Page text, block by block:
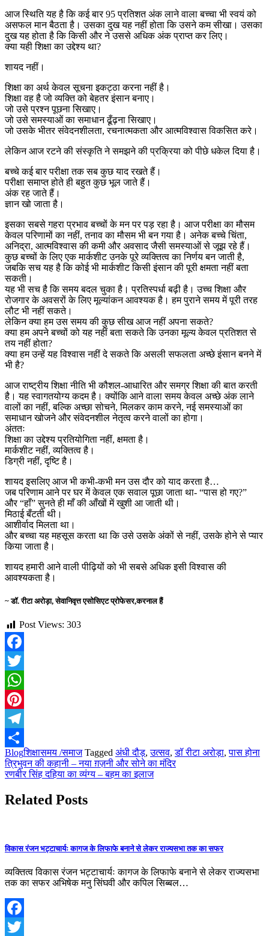
आज स्थिति यह है कि कई बार 95 प्रतिशत अंक लाने वाला बच्चा भी स्वयं को
असफल मान बैठता है। उसका दुख यह नहीं होता कि उसने कम सीखा। उसका
दुख यह होता है कि किसी और ने उससे अधिक अंक प्राप्त कर लिए।
क्या यही शिक्षा का उद्देश्य था?
शायद नहीं।
शिक्षा का अर्थ केवल सूचना इकट्ठा करना नहीं है।
शिक्षा वह है जो व्यक्ति को बेहतर इंसान बनाए।
जो उसे प्रश्न पूछना सिखाए।
जो उसे समस्याओं का समाधान ढूँढ़ना सिखाए।
जो उसके भीतर संवेदनशीलता, रचनात्मकता और आत्मविश्वास विकसित करे।
लेकिन आज रटने की संस्कृति ने समझने की प्रक्रिया को पीछे धकेल दिया है।
बच्चे कई बार परीक्षा तक सब कुछ याद रखते हैं।
परीक्षा समाप्त होते ही बहुत कुछ भूल जाते हैं।
अंक रह जाते हैं।
ज्ञान खो जाता है।
इसका सबसे गहरा प्रभाव बच्चों के मन पर पड़ रहा है। आज परीक्षा का मौसम
केवल परिणामों का नहीं, तनाव का मौसम भी बन गया है। अनेक बच्चे चिंता,
अनिद्रा, आत्मविश्वास की कमी और अवसाद जैसी समस्याओं से जूझ रहे हैं।
कुछ बच्चों के लिए एक मार्कशीट उनके पूरे व्यक्तित्व का निर्णय बन जाती है,
जबकि सच यह है कि कोई भी मार्कशीट किसी इंसान की पूरी क्षमता नहीं बता
सकती।
यह भी सच है कि समय बदल चुका है। प्रतिस्पर्धा बढ़ी है। उच्च शिक्षा और
रोजगार के अवसरों के लिए मूल्यांकन आवश्यक है। हम पुराने समय में पूरी तरह
लौट भी नहीं सकते।
लेकिन क्या हम उस समय की कुछ सीख आज नहीं अपना सकते?
क्या हम अपने बच्चों को यह नहीं बता सकते कि उनका मूल्य केवल प्रतिशत से
तय नहीं होता?
क्या हम उन्हें यह विश्वास नहीं दे सकते कि असली सफलता अच्छे इंसान बनने में
भी है?
आज राष्ट्रीय शिक्षा नीति भी कौशल-आधारित और समग्र शिक्षा की बात करती
है। यह स्वागतयोग्य कदम है। क्योंकि आने वाला समय केवल अच्छे अंक लाने
वालों का नहीं, बल्कि अच्छा सोचने, मिलकर काम करने, नई समस्याओं का
समाधान खोजने और संवेदनशील नेतृत्व करने वालों का होगा।
अंततः
शिक्षा का उद्देश्य प्रतियोगिता नहीं, क्षमता है।
मार्कशीट नहीं, व्यक्तित्व है।
डिग्री नहीं, दृष्टि है।
शायद इसलिए आज भी कभी-कभी मन उस दौर को याद करता है…
जब परिणाम आने पर घर में केवल एक सवाल पूछा जाता था- “पास हो गए?”
और “हाँ” सुनते ही माँ की आँखों में खुशी आ जाती थी।
मिठाई बँटती थी।
आशीर्वाद मिलता था।
और बच्चा यह महसूस करता था कि उसे उसके अंकों से नहीं, उसके होने से प्यार
किया जाता है।
शायद हमारी आने वाली पीढ़ियों को भी सबसे अधिक इसी विश्वास की
आवश्यकता है।
~ डॉ. रीटा अरोड़ा, सेवानिवृत्त एसोसिएट प्रोफेसर,करनाल हैं
Post Views: 303
Facebook
Twitter
WhatsApp
Pinterest
Telegram
Share
Blogशिक्षासमय /समाज Tagged अंधी दौड़,उत्सव,डॉ रीटा अरोड़ा,पास होना
Post
navigation
त्रिभुवन की कहानी – नया ग़ज़नी और सोने का मंदिर
रणबीर सिंह दहिया का व्यंग्य – बहम का इलाज
Related Posts
विकास रंजन भट्टाचार्यः कागज के लिफाफे बनाने से लेकर राज्यसभा तक का सफर
व्यक्तित्व विकास रंजन भट्टाचार्यः कागज के लिफाफे बनाने से लेकर राज्यसभा
तक का सफर अभिषेक मनु सिंघवी और कपिल सिब्बल…
Facebook